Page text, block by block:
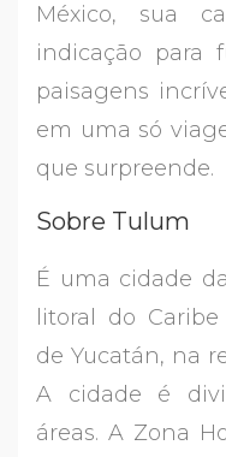
México, sua
indicação para
paisagens
em uma só
que surpreende.
Sobre Tulum
É uma cidade
litoral do
de Yucatán, na
A cidade é
áreas. A Zona